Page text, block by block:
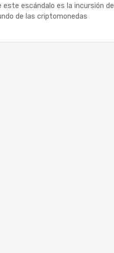
este escándalo es la incursión del
de las criptomonedas